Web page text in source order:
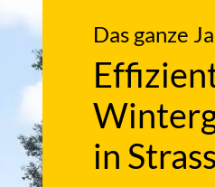
Das ganze
in